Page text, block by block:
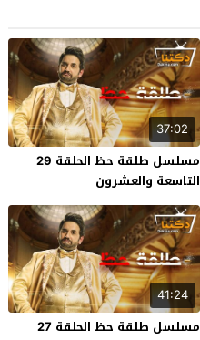
37:02
مسلسل طلقة حظ الحلقة 29
التاسعة والعشرون
41:24
مسلسل طلقة حظ الحلقة 27